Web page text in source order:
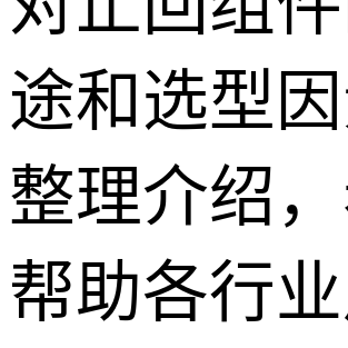
途和选型
整理介绍
帮助各行